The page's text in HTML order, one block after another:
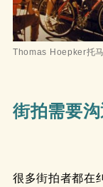
Thomas Hoepker托
街拍需要沟
很多街拍者都在